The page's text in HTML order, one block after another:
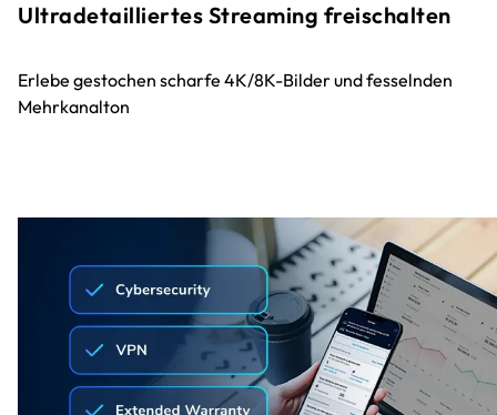
Ultradetailliertes Streaming freischalten
Erlebe gestochen scharfe 4K/8K-Bilder und fesselnden
Mehrkanalton